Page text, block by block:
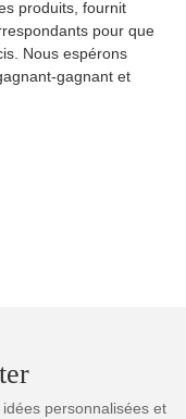
produits, fournit
pour que
Nous espérons
gagnant et
personnalisées et